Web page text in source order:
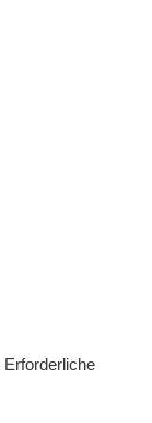
Erforderliche